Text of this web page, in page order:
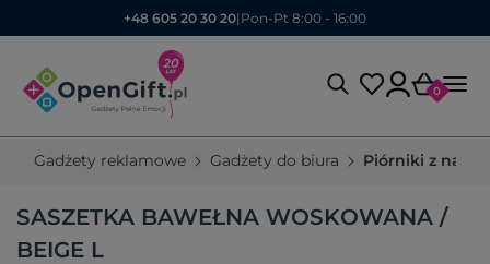
+48 605 20 30 20| Pon-Pt 8:00 - 16:00
0
Gadżety reklamowe Gadżety do biura Piórniki z
SASZETKA BAWEŁNA WOSKOWANA /
BEIGE L